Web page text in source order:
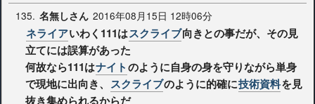
135. 名無しさん 2016年08月15日 12時06分
ネライアいわく111はスクライブ向きとの事だが、その見
立てには誤算があった
何故なら111はナイトのように自身の身を守りながら単身
で現地に出向き、 スクライブのように的確に技術資料を見
抜き集められるからだ